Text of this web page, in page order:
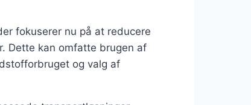
fokuserer nu på at reducere
Dette kan omfatte brugen af
og valg af